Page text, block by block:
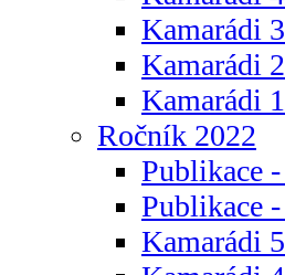
Kamarádi
Kamarádi
Kamarádi
Ročník 2022
Publikace
Publikace
Kamarádi